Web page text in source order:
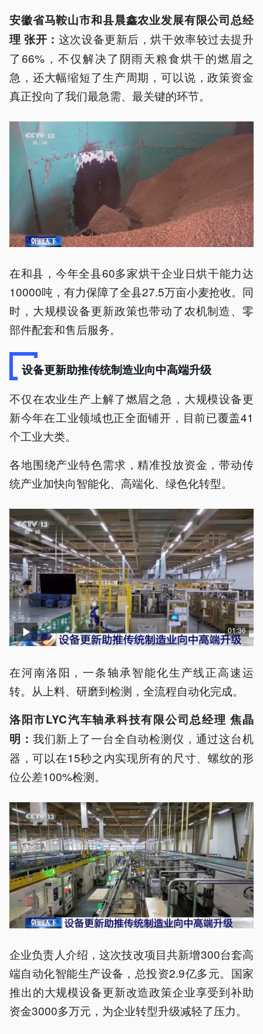
安徽省马鞍山市和县晨鑫农业发展有限公司总经
理 张开： 这次设备更新后，烘干效率较过去提升
了66%，不仅解决了阴雨天粮食烘干的燃眉之
急，还大幅缩短了生产周期，可以说，政策资金
真正投向了我们最急需、最关键的环节。
在和县，今年全县60多家烘干企业日烘干能力达
10000吨，有力保障了全县27.5万亩小麦抢收。同
时，大规模设备更新政策也带动了农机制造、零
部件配套和售后服务。
设备更新助推传统制造业向中高端升级
不仅在农业生产上解了燃眉之急，大规模设备更
新今年在工业领域也正全面铺开，目前已覆盖41
个工业大类。
各地围绕产业特色需求，精准投放资金，带动传
统产业加快向智能化、高端化、绿色化转型。
01:36
在河南洛阳，一条轴承智能化生产线正高速运
转。从上料、研磨到检测，全流程自动化完成。
洛阳市LYC汽车轴承科技有限公司总经理 焦晶
明： 我们新上了一台全自动检测仪，通过这台机
器，可以在15秒之内实现所有的尺寸、螺纹的形
位公差100%检测。
企业负责人介绍，这次技改项目共新增300台套高
端自动化智能生产设备，总投资2.9亿多元。国家
推出的大规模设备更新改造政策企业享受到补助
资金3000多万元，为企业转型升级减轻了压力。